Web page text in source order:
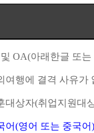
및OA(아래한글 또는
여행에 결격 사유가
대상자(취업지원대
어(영어 또는 중국어